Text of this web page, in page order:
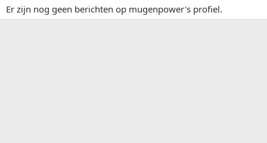
Er zijn nog geen berichten op mugenpower's profiel.